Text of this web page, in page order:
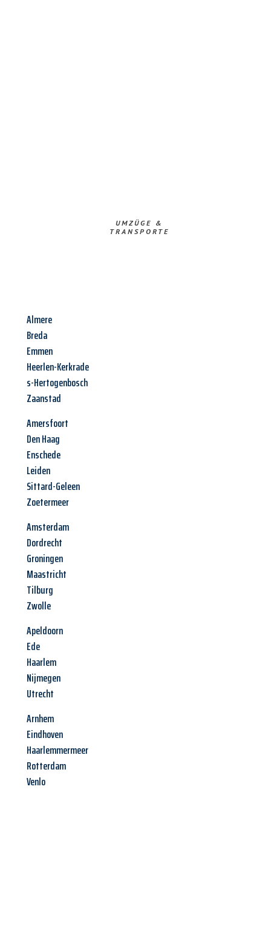
UMZÜGE &
TRANSPORTE
Almere
Breda
Emmen
Heerlen-Kerkrade
s-Hertogenbosch
Zaanstad
Amersfoort
Den Haag
Enschede
Leiden
Sittard-Geleen
Zoetermeer
Amsterdam
Dordrecht
Groningen
Maastricht
Tilburg
Zwolle
Apeldoorn
Ede
Haarlem
Nijmegen
Utrecht
Arnhem
Eindhoven
Haarlemmermeer
Rotterdam
Venlo